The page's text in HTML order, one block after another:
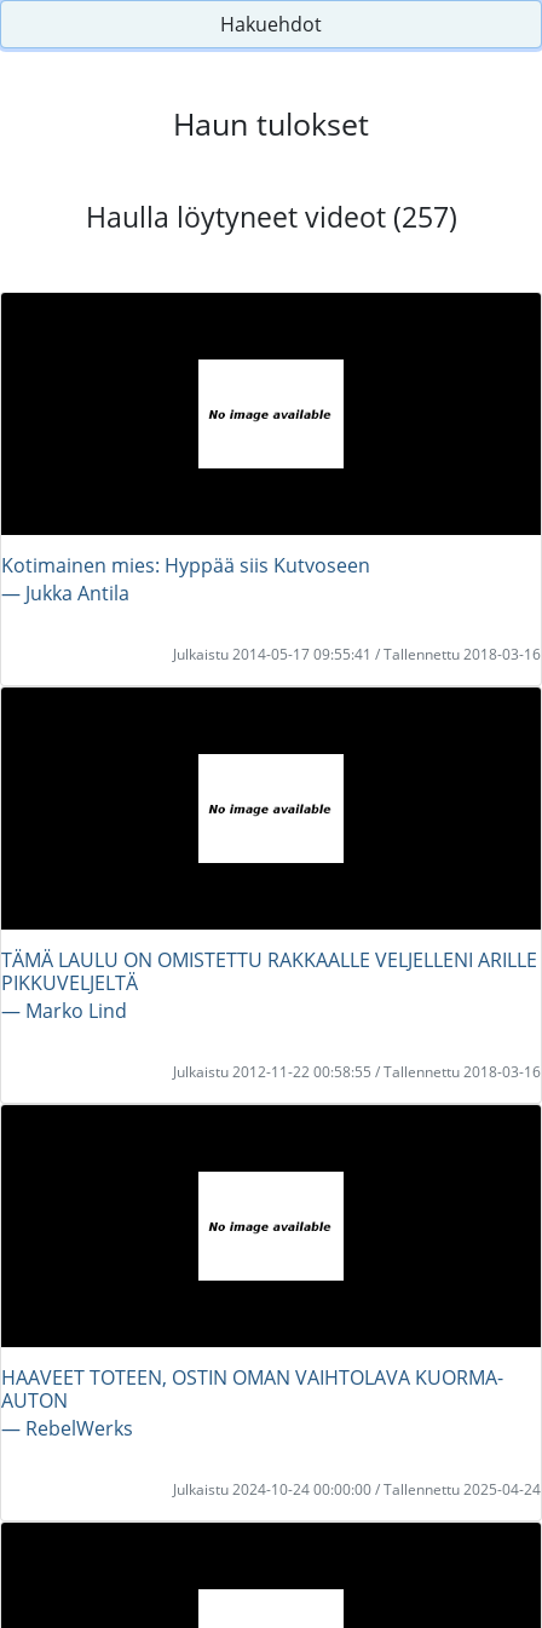
Hakuehdot
Haun tulokset
Haulla löytyneet videot (257)
Kotimainen mies: Hyppää siis Kutvoseen
― Jukka Antila
Julkaistu 2014-05-17 09:55:41 / Tallennettu 2018-03-16
TÄMÄ LAULU ON OMISTETTU RAKKAALLE VELJELLENI ARILLE
PIKKUVELJELTÄ
― Marko Lind
Julkaistu 2012-11-22 00:58:55 / Tallennettu 2018-03-16
HAAVEET TOTEEN, OSTIN OMAN VAIHTOLAVA KUORMA-
AUTON
― RebelWerks
Julkaistu 2024-10-24 00:00:00 / Tallennettu 2025-04-24